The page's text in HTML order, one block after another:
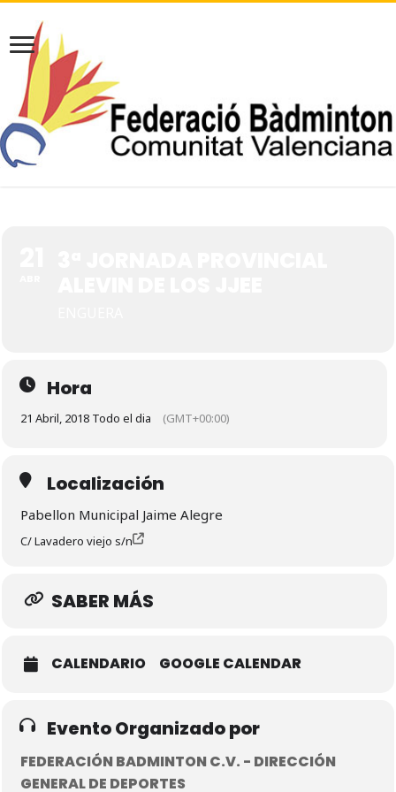
Hora
21 Abril, 2018 Todo el dia (GMT+00:00)
Localización
Pabellon Municipal Jaime Alegre
C/ Lavadero viejo s/n
SABER MÁS
CALENDARIO GOOGLE CALENDAR
Evento Organizado por
FEDERACIÓN BADMINTON C.V. - DIRECCIÓN
GENERAL DE DEPORTES